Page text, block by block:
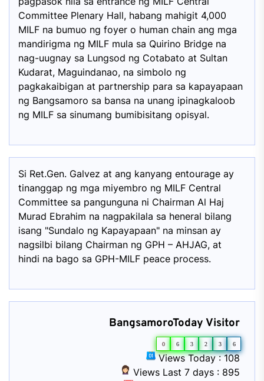
Committee Plenary Hall, habang mahigit 4,000
MILF na bumuo ng foyer o human chain ang mga
mandirigma ng MILF mula sa Quirino Bridge na
nag-uugnay sa Lungsod ng Cotabato at Sultan
Kudarat, Maguindanao, na simbolo ng
pagkakaibigan at partnership para sa kapayapaan
ng Bangsamoro sa bansa na unang ipinagkaloob
ng MILF sa sinumang bumibisitang opisyal.
Si Ret.Gen. Galvez at ang kanyang entourage ay
tinanggap ng mga miyembro ng MILF Central
Committee sa pangunguna ni Chairman Al Haj
Murad Ebrahim na nagpakilala sa heneral bilang
isang "Sundalo ng Kapayapaan" na minsan ay
nagsilbi bilang Chairman ng GPH – AHJAG, at
hindi na bago sa GPH-MILF peace process.
BangsamoroToday Visitor
0 6 3 2 3 6
Views Today : 108
Views Last 7 days : 895